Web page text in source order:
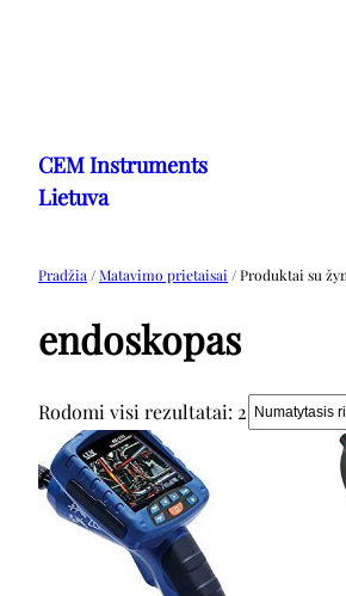
turinio
CEM Instruments
Lietuva
Pradžia /Matavimo prietaisai / Produktai su
endoskopas
Rodomi visi rezultatai: 2